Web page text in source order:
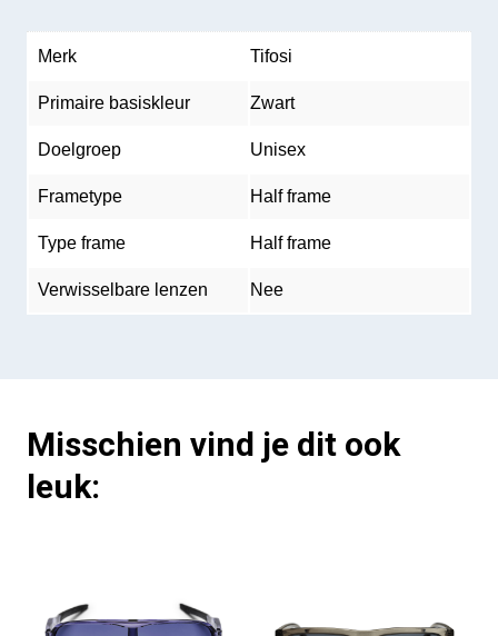
Merk Tifosi
Primaire basiskleur Zwart
Doelgroep Unisex
Frametype Half frame
Type frame Half frame
Verwisselbare lenzen Nee
Misschien vind je dit ook
leuk: